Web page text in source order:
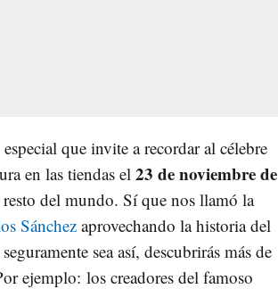
que invite a recordar al célebre
en las tiendas el 23 de noviembre de
resto del mundo. Sí que nos llamó la
Sánchez aprovechando la historia del
sea así, descubrirás más de
ejemplo: los creadores del famoso